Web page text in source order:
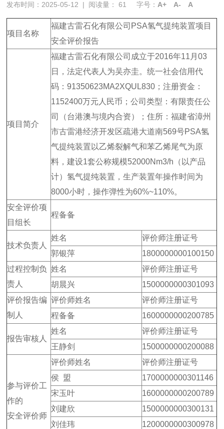
发布时间：2025-05-12 | 阅读量：61 字号： A+ A- A
项目名称
福建古雷石化有限公司PSA氢气提纯装置项目
安全评价报告
项目简介
福建古雷石化有限公司成立于2016年11月03
日，法定代表人为吴亦圭。统一社会信用代
码：91350623MA2XQUL830；注册资金：
1152400万元人民币；公司类型：有限责任公
司（台港澳与境内合资）；住所：福建省漳州
市古雷港经济开发区疏港大道南569号PSA氢
气提纯装置以乙烯裂解气和苯乙烯尾气为原
料，建设1套公称规模52000Nm3/h（以产品
计）氢气提纯装置，生产装置年操作时间为
8000小时，操作弹性为60%~110%。
安全评价项
目组长
程备备
技术负责人
姓名
评价师注册证号
郭银萍
1800000000100150
过程控制负
责人
姓名
评价师注册证号
胡晨兴
1500000000301093
评价报告编
制人
评价师姓名
评价师注册证号
程备备
1600000000200785
报告审核人
姓名
评价师注册证号
王静剑
1500000000200088
参与评价工
作的
安全评价师
评价师姓名
评价师注册证号
侯 盟
1700000000301146
宋玉叶
1600000000200789
刘建欣
1500000000300131
刘佳玮
1200000000300978